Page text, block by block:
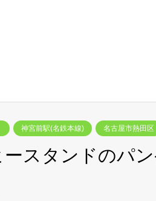
神宮前駅(名鉄本線) 名古屋市熱田区
スタンドのパ